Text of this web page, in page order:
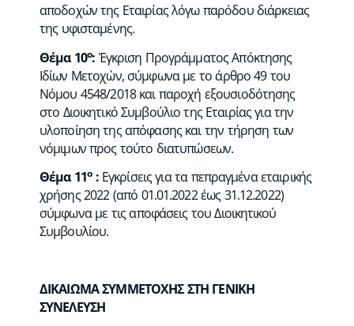
αποδοχών της Εταιρίας λόγω παρόδου διάρκειας
της υφισταμένης.
Θέμα 10ο: Έγκριση Προγράμματος Απόκτησης
Ιδίων Μετοχών, σύμφωνα με το άρθρο 49 του
Νόμου 4548/2018 και παροχή εξουσιοδότησης
στο Διοικητικό Συμβούλιο της Εταιρίας για την
υλοποίηση της απόφασης και την τήρηση των
νόμιμων προς τούτο διατυπώσεων.
Θέμα 11ο:Εγκρίσεις για τα πεπραγμένα εταιρικής
χρήσης 2022 (από 01.01.2022 έως 31.12.2022)
σύμφωνα με τις αποφάσεις του Διοικητικού
Συμβουλίου.
ΔΙΚΑΙΩΜΑ ΣΥΜΜΕΤΟΧΗΣ ΣΤΗ ΓΕΝΙΚΗ
ΣΥΝΕΛΕΥΣΗ